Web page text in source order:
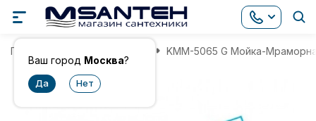
Ваш город Москва?
Главная KMM-5065 G Мойка-